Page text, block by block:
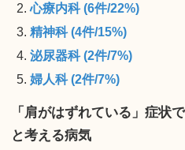
心療内科 (6件/22%)
精神科 (4件/15%)
泌尿器科 (2件/7%)
婦人科 (2件/7%)
「肩がはずれている」症状
と考える病気